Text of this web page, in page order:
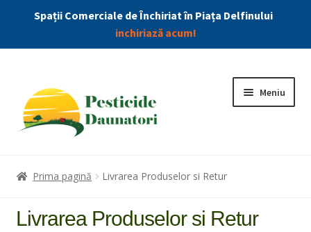
Spații Comerciale de Închiriat în Piața Delfinului
inchiriază acum!
Meniu
Prima pagină Livrarea Produselor si Retur
Livrarea Produselor si Retur